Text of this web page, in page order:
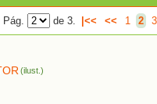
Pág. de 3. |<< << 1 2 3
(ilust.)